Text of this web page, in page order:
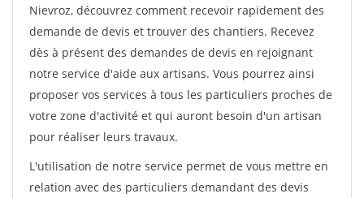
Nievroz, découvrez comment recevoir rapidement des
demande de devis et trouver des chantiers. Recevez
dès à présent des demandes de devis en rejoignant
notre service d'aide aux artisans. Vous pourrez ainsi
proposer vos services à tous les particuliers proches de
votre zone d'activité et qui auront besoin d'un artisan
pour réaliser leurs travaux.
L'utilisation de notre service permet de vous mettre en
relation avec des particuliers demandant des devis